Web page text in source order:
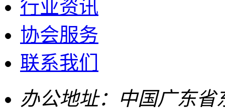
行业资讯
协会服务
联系我们
办公地址：中国广东省